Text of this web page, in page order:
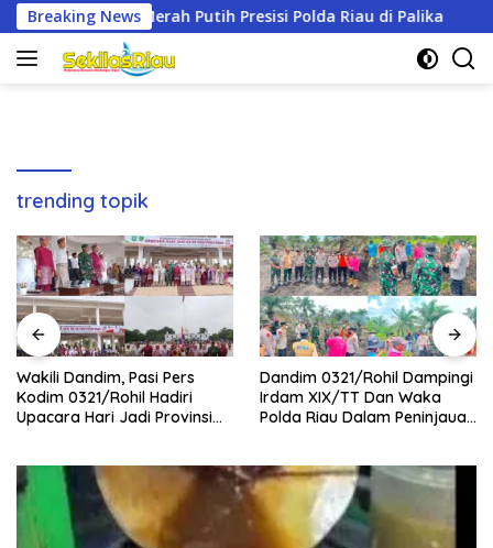
Langsung
ke
konten
Breaking News
Presisi Polda Riau di Palika Wakili Dandim, Pasi
trending topik
Wakili Dandim, Pasi Pers
Kodim 0321/Rohil Hadiri
Upacara Hari Jadi Provinsi
Dandim 0321/Rohil Dampingi
Irdam XIX/TT Dan Waka
Polda Riau Dalam Peninjauan